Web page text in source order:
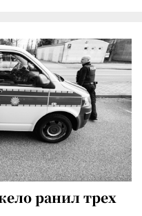
ранил трех